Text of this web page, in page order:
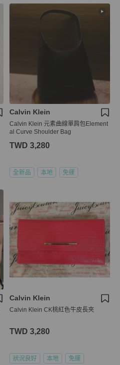
Calvin Klein
Calvin Klein 元素曲線單肩包Element
al Curve Shoulder Bag
TWD 3,280
全新品 本地 免運
Calvin Klein
Calvin Klein CK桃紅色牛皮長夾
TWD 3,280
狀況良好 本地 免運